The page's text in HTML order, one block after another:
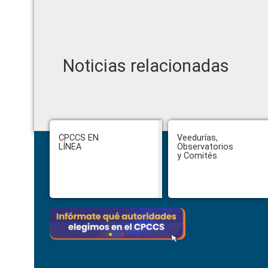
Noticias relacionadas
Footer
CPCCS EN
LÍNEA
Veedurías,
Observatorios
y Comités